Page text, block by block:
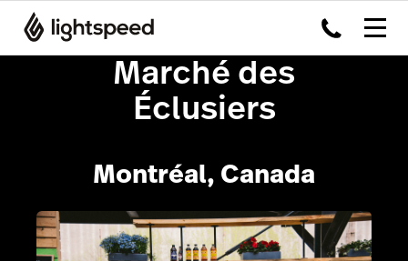
Marché des
Éclusiers
Montréal, Canada